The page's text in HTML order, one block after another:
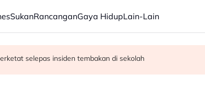
SukanRancanganGaya HidupLain-Lain
audio siar sentuh isu sensitiviti agama
selepas insiden tembakan di sekolah